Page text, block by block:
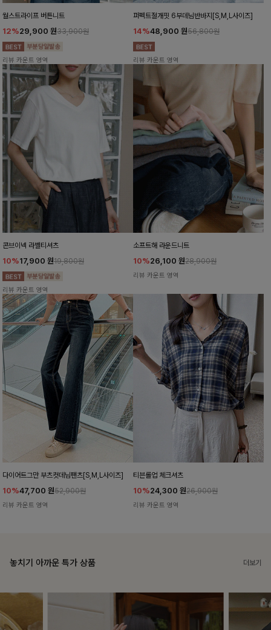
월스트라이프 버튼니트
12%29,900 원33,900원
리뷰 카운트 영역
퍼펙트절개핏 6부데님반바지[S,M,L사이즈]
14%48,900 원56,800원
리뷰 카운트 영역
콘브이넥 라벨티셔츠
10%17,900 원19,800원
리뷰 카운트 영역
소프트해 라운드니트
10%26,100 원28,900원
리뷰 카운트 영역
다이어트그만 부츠컷데님팬츠[S,M,L사이즈]
10%47,700 원52,900원
리뷰 카운트 영역
티븐롤업 체크셔츠
10%24,300 원26,900원
리뷰 카운트 영역
놓치기 아까운 특가 상품 더보기